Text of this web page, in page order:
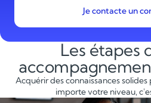
Je contacte un
Les étapes
Acquérir des connaissances
importe votre niveau,